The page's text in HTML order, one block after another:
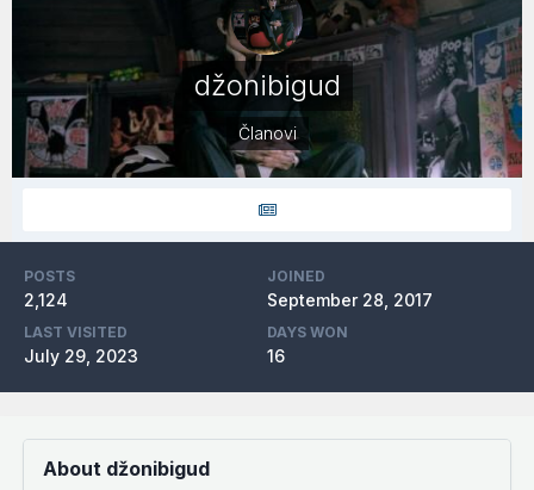
džonibigud
Članovi
POSTS
2,124
JOINED
September 28, 2017
LAST VISITED
July 29, 2023
DAYS WON
16
About džonibigud